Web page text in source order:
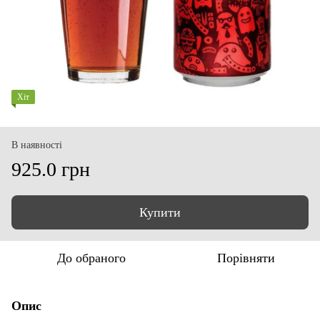
Хіт
В наявності
925.0 грн
Купити
До обраного Порівняти
Опис